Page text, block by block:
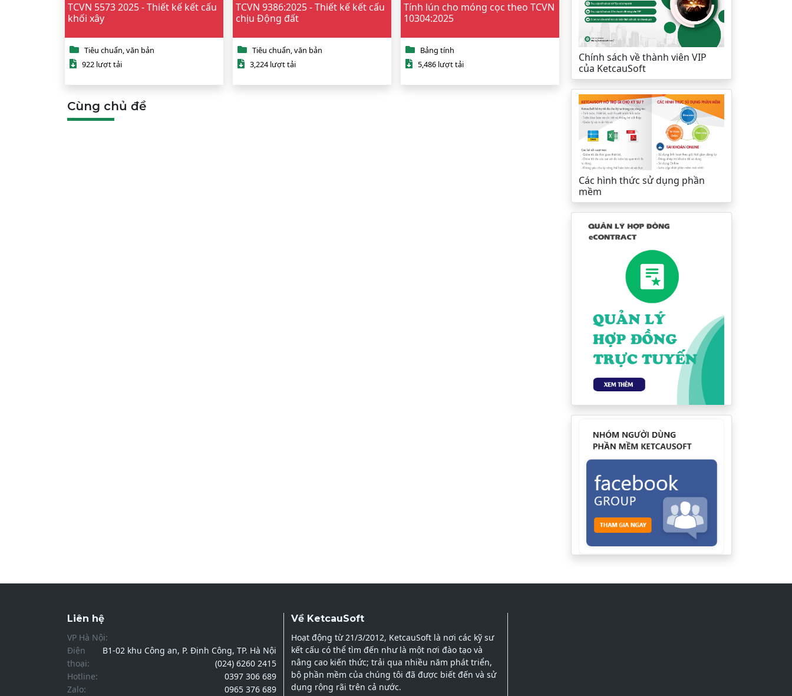
TCVN 5573 2025 - Thiết kế kết cấu
khối xây
Tiêu chuẩn, văn bản
922 lượt tải
TCVN 9386:2025 - Thiết kế kết cấu
chịu Động đất
Tiêu chuẩn, văn bản
3,224 lượt tải
Tính lún cho móng cọc theo TCVN
10304:2025
Bảng tính
5,486 lượt tải
Cùng chủ đề
Chính sách về thành viên VIP
của KetcauSoft
Các hình thức sử dụng phần
mềm
Liên hệ
VP Hà Nội:
B1-02 khu Công an, P. Định Công, TP. Hà Nội
Điện
thoại:
(024) 6260 2415
Hotline:
0397 306 689
Zalo:
0965 376 689
Về KetcauSoft
Hoạt động từ 21/3/2012, KetcauSoft là nơi các kỹ sư
kết cấu có thể tìm đến như là một nơi đào tạo và
nâng cao kiến thức; trải qua nhiều năm phát triển,
bộ phần mềm của chúng tôi đã được biết đến và sử
dụng rộng rãi trên cả nước.